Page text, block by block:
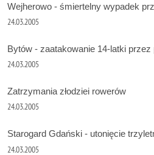
Wejherowo - śmiertelny wypadek
24.03.2005
Bytów - zaatakowanie 14-latki przez
24.03.2005
Zatrzymania złodziei rowerów
24.03.2005
Starogard Gdański - utonięcie
24.03.2005